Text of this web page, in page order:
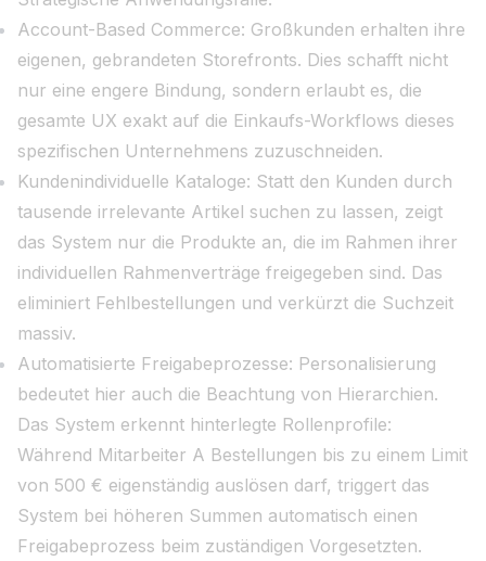
Account-Based Commerce: Großkunden erhalten ihre
eigenen, gebrandeten Storefronts. Dies schafft nicht
nur eine engere Bindung, sondern erlaubt es, die
gesamte UX exakt auf die Einkaufs-Workflows dieses
spezifischen Unternehmens zuzuschneiden.
Kundenindividuelle Kataloge: Statt den Kunden durch
tausende irrelevante Artikel suchen zu lassen, zeigt
das System nur die Produkte an, die im Rahmen ihrer
individuellen Rahmenverträge freigegeben sind. Das
eliminiert Fehlbestellungen und verkürzt die Suchzeit
massiv.
Automatisierte Freigabeprozesse: Personalisierung
bedeutet hier auch die Beachtung von Hierarchien.
Das System erkennt hinterlegte Rollenprofile:
Während Mitarbeiter A Bestellungen bis zu einem Limit
von 500 € eigenständig auslösen darf, triggert das
System bei höheren Summen automatisch einen
Freigabeprozess beim zuständigen Vorgesetzten.